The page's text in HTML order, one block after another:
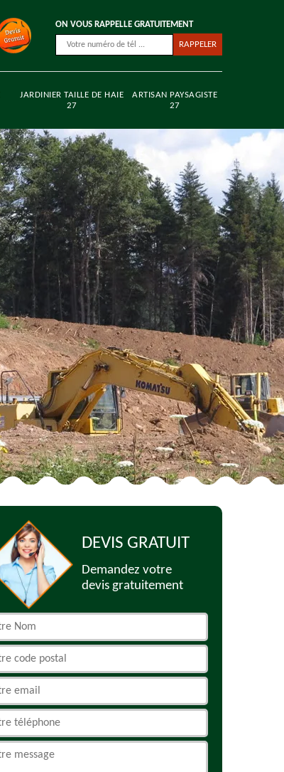
ON VOUS RAPPELLE GRATUITEMENT
JARDINIER TAILLE DE HAIE
27
ARTISAN PAYSAGISTE
27
DEVIS GRATUIT
Demandez votre
devis gratuitement